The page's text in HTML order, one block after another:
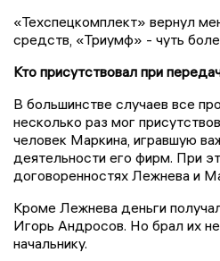
«Техспецкомплект» вернул
средств, «Триумф» - чуть
Кто присутствовал при
В большинстве случаев все
несколько раз мог
человек Маркина, игравшую
деятельности его фирм. При
договоренностях Лежнева и
Кроме Лежнева деньги
Игорь Андросов. Но брал их
начальнику.